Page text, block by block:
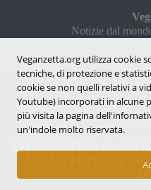
Notizie dal
COPYRIGHT © 2007 -
Veganzetta.org utilizza cookie
tecniche, di protezione e
cookie se non quelli relativi a
Youtube) incorporati in alcune
più visita la pagina
un'indole molto riservata.